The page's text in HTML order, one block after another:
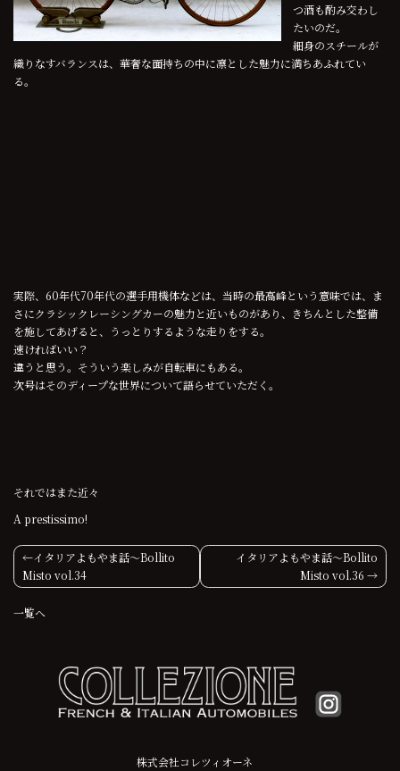
つ酒も酌み交わし
たいのだ。
細身のスチールが
織りなすバランスは、華奢な面持ちの中に凛とした魅力に満ちあふれてい
る。
実際、60年代70年代の選手用機体などは、当時の最高峰という意味では、ま
さにクラシックレーシングカーの魅力と近いものがあり、きちんとした整備
を施してあげると、うっとりするような走りをする。
速ければいい？
違うと思う。そういう楽しみが自転車にもある。
次号はそのディープな世界について語らせていただく。
それではまた近々
A prestissimo!
投
稿
ナ
イタリアよもやま話〜Bollito
Misto vol.34
イタリアよもやま話〜Bollito
Misto vol.36
一覧へ
株式会社コレツィオーネ